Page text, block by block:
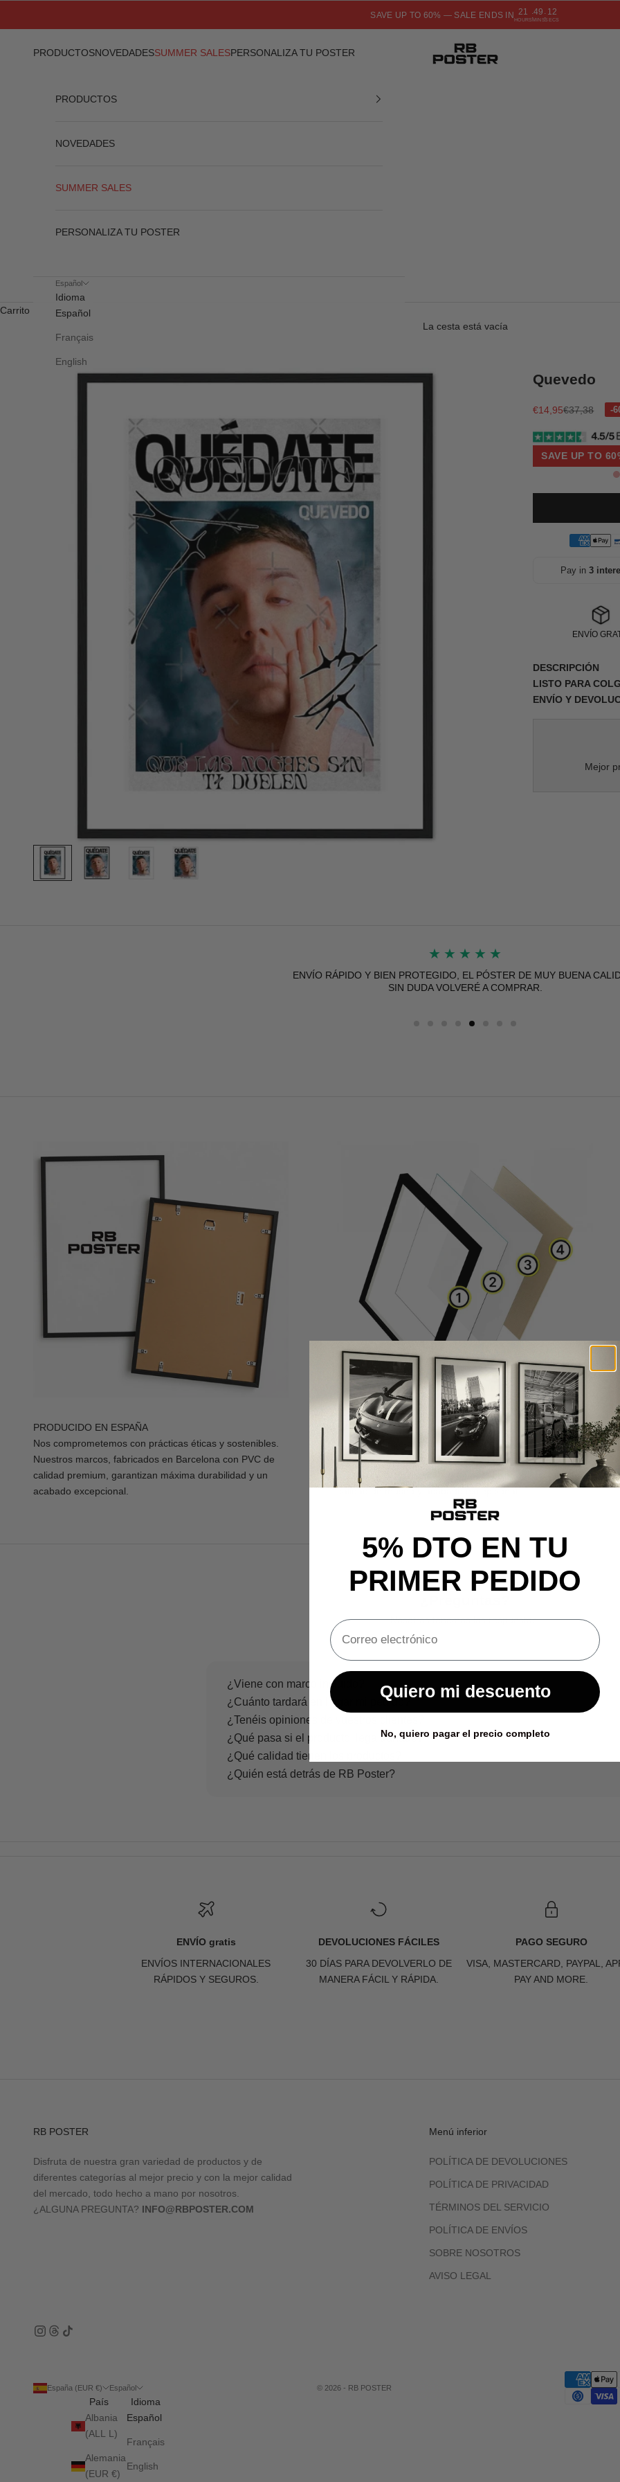
SAVE UP TO 60% — SALE ENDS IN 21
HOURS:49
MINS: 11
SECS
RB POSTER
PRODUCTOSNOVEDADESSUMMER SALESPERSONALIZA TU POSTER
PRODUCTOS
NOVEDADES
SUMMER SALES
PERSONALIZA TU POSTER
Español
Idioma
Español
Français
English
Carrito
La cesta está vacía
Quevedo
Precio de oferta
€14,95Precio
€37,38
SAVE UP TO
Pay in3
ENVÍO
DESCRIPCIÓN
LISTO PARA
ENVÍO Y
Mejor
★ ★ ★ ★ ★
ENVÍO RÁPIDO Y BIEN PROTEGIDO, EL PÓSTER DE MUY BUENA
SIN DUDA VOLVERÉ A COMPRAR.
★ ★ ★ ★ ★
EL PÓSTER LLEGÓ MUY RÁPIDO Y EN PERFECTAS CONDICIONES.
CALIDAD DE IMPRESIÓN ES EXCELENTE, CON COLORES VIVOS Y
PRODUCIDO EN ESPAÑA
Nos comprometemos con prácticas éticas y sostenibles.
Nuestros marcos, fabricados en Barcelona con PVC de
calidad premium, garantizan máxima durabilidad y un
acabado excepcional.
CALIDAD DE MUSEO
Cada poster se produce con materiales premium y un
proceso cuidado al detalle, desde la impresión de alta
definición hasta el montaje final, ofreciendo una pieza con
calidad de museo y acabado excepcional.
Nosotros tenemos las respuestas.
¿Viene con marco incluido?
¿Cuánto tardará en llegar mi pedido?
¿Tenéis opiniones de vuestros clientes?
¿Qué pasa si el producto llega dañado?
¿Qué calidad tienen los productos?
¿Quién está detrás de RB Poster?
ENVÍO gratis
ENVÍOS INTERNACIONALES
RÁPIDOS Y SEGUROS.
DEVOLUCIONES FÁCILES
30 DÍAS PARA DEVOLVERLO DE
MANERA FÁCIL Y RÁPIDA.
PAGO SEGURO
VISA, MASTERCARD, PAYPAL,
PAY AND MORE.
RB POSTER
Disfruta de nuestra gran variedad de productos y de
diferentes categorías al mejor precio y con la mejor calidad
del mercado, todo hecho a mano por nosotros.
¿ALGUNA PREGUNTA? INFO@RBPOSTER.COM
Menú inferior
POLÍTICA DE DEVOLUCIONES
POLÍTICA DE PRIVACIDAD
TÉRMINOS DEL SERVICIO
POLÍTICA DE ENVÍOS
SOBRE NOSOTROS
AVISO LEGAL
España (EUR €)
País
Albania
(ALL L)
Alemania
(EUR €)
Español
Idioma
Español
Français
English
© 2026 - RB POSTER
5% DTO EN TU
PRIMER PEDIDO
Quiero mi descuento
No, quiero pagar el precio completo